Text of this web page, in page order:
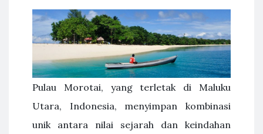
Pulau Morotai, yang terletak di Maluku
Utara, Indonesia, menyimpan kombinasi
unik antara nilai sejarah dan keindahan